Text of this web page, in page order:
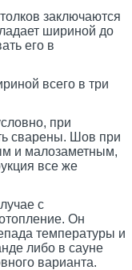
заключаются
шириной до
его в
всего в три
при
сварены. Шов при
и малозаметным,
все же
с
Он
температуры и
либо в сауне
варианта.